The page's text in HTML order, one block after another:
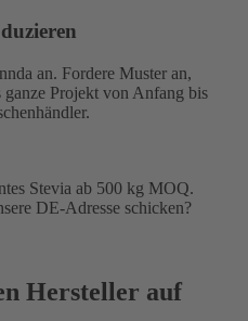
an. Fordere Muster an,
ganze Projekt von Anfang bis
Stevia ab 500 kg MOQ.
DE-Adresse schicken?
Hersteller auf